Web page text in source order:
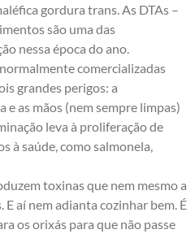
gordura trans. As DTAs –
são uma das
nessa época do ano.
comercializadas
grandes perigos: a
as mãos (nem sempre limpas)
leva à proliferação de
à saúde, como salmonela,
toxinas que nem mesmo a
aí nem adianta cozinhar bem. É
os orixás para que não passe